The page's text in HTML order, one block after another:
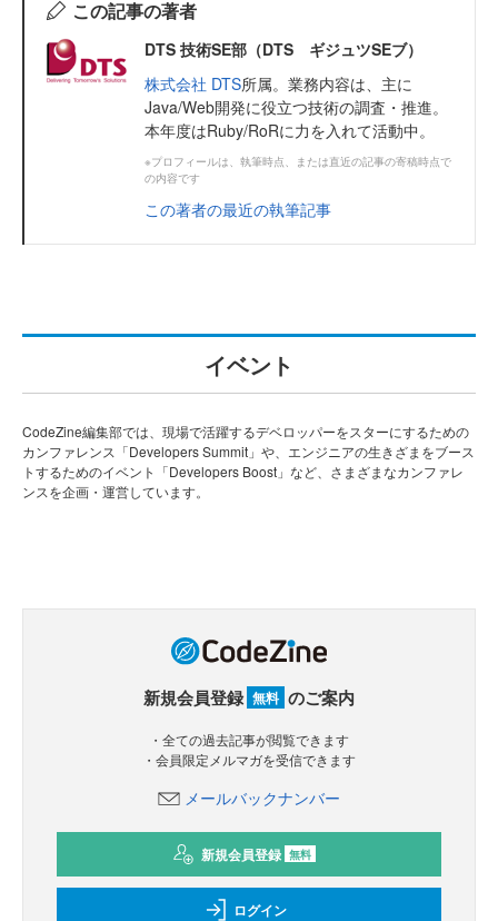
この記事の著者
DTS 技術SE部（DTS ギジュツSEブ）
株式会社 DTS所属。業務内容は、主に
Java/Web開発に役立つ技術の調査・推進。
本年度はRuby/RoRに力を入れて活動中。
※プロフィールは、執筆時点、または直近の記事の寄稿時点で
の内容です
この著者の最近の執筆記事
イベント
CodeZine編集部では、現場で活躍するデベロッパーをスターにするための
カンファレンス「Developers Summit」や、エンジニアの生きざまをブース
トするためのイベント「Developers Boost」など、さまざまなカンファレ
ンスを企画・運営しています。
新規会員登録 無料 のご案内
・全ての過去記事が閲覧できます
・会員限定メルマガを受信できます
メールバックナンバー
新規会員登録 無料
ログイン